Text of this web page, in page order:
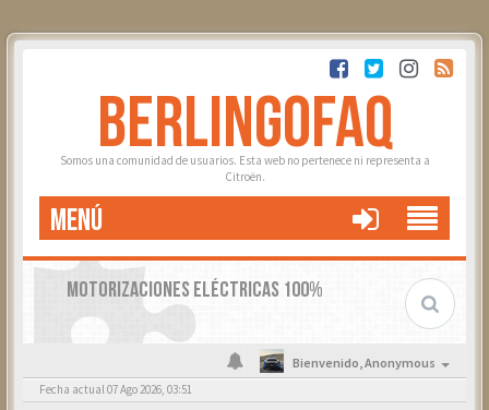
BERLINGOFAQ
Somos una comunidad de usuarios. Esta web no pertenece ni representa a
Citroën.
MENÚ
MOTORIZACIONES ELÉCTRICAS 100%
Bienvenido,Anonymous
Fecha actual 07 Ago 2026, 03:51